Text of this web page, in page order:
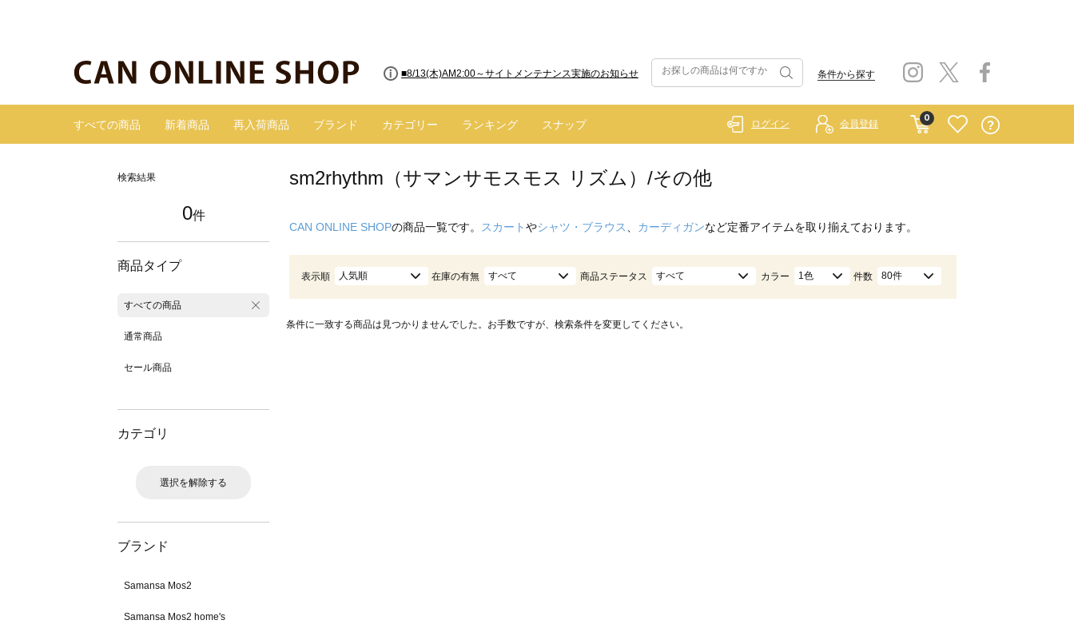
■8/13(木)AM2:00～サイトメンテナンス実施のお知らせ 条件から探す
すべての商品 新着商品 再入荷商品 ブランド カテゴリー ランキング スナップ
0
ログイン 会員登録
検索結果
0件
商品タイプ
すべての商品
通常商品
セール商品
カテゴリ
選択を解除する
ブランド
Samansa Mos2
Samansa Mos2 home's
sm2rhythm（サマンサモスモス リズム）/その他
CAN ONLINE SHOPの商品一覧です。 スカートやシャツ・ブラウス カーディガンなど定番アイテムを取り揃えております。
表示順 人気順 在庫の有無 すべて 商品ステータス すべて カラー 1色 件数 80件
条件に一致する商品は見つかりませんでした。お手数ですが、検索条件を変更してください。